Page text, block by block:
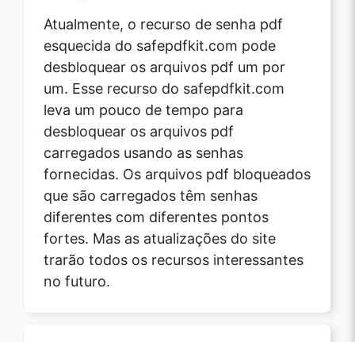
Atualmente, o recurso de senha pdf
esquecida do safepdfkit.com pode
desbloquear os arquivos pdf um por
um. Esse recurso do safepdfkit.com
leva um pouco de tempo para
desbloquear os arquivos pdf
carregados usando as senhas
fornecidas. Os arquivos pdf bloqueados
que são carregados têm senhas
diferentes com diferentes pontos
fortes. Mas as atualizações do site
trarão todos os recursos interessantes
no futuro.